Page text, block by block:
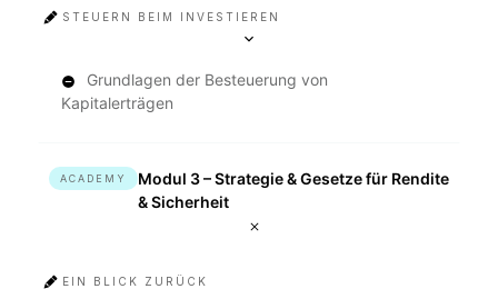
STEUERN BEIM INVESTIEREN
Grundlagen der Besteuerung von
Kapitalerträgen
ACADEMY
Modul 3 – Strategie & Gesetze für Rendite
& Sicherheit
EIN BLICK ZURÜCK